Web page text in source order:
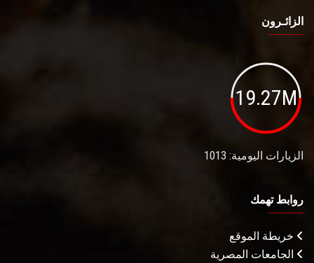
الزائـرون
19.27M
الزيارات اليومية: 1013
روابط تهمك
خريطة الموقع
الجامعات المصرية